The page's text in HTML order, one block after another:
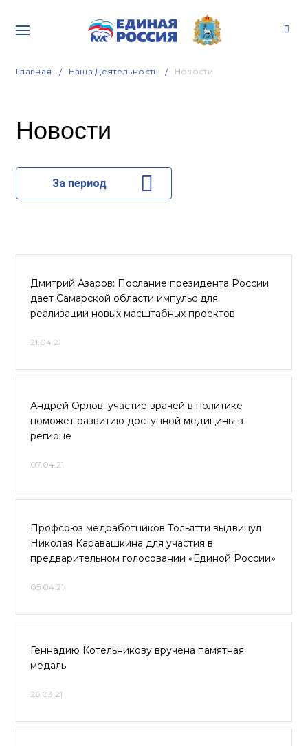
Главная Наша Деятельность Новости
Новости
За период
Дмитрий Азаров: Послание президента России
дает Самарской области импульс для
реализации новых масштабных проектов
21.04.21
Андрей Орлов: участие врачей в политике
поможет развитию доступной медицины в
регионе
07.04.21
Профсоюз медработников Тольятти выдвинул
Николая Каравашкина для участия в
предварительном голосовании «Единой России»
05.04.21
Геннадию Котельникову вручена памятная
медаль
26.03.21